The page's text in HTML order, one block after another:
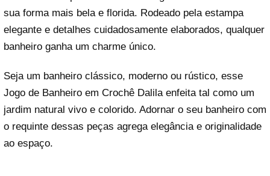
sua forma mais bela e florida. Rodeado pela estampa
elegante e detalhes cuidadosamente elaborados, qualquer
banheiro ganha um charme único.
Seja um banheiro clássico, moderno ou rústico, esse
Jogo de Banheiro em Crochê Dalila enfeita tal como um
jardim natural vivo e colorido. Adornar o seu banheiro com
o requinte dessas peças agrega elegância e originalidade
ao espaço.